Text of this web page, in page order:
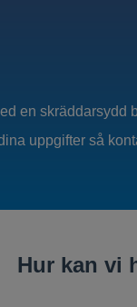
en
uppgifter så